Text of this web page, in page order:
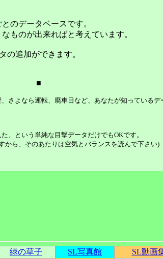
のデータベースです。
ものが出来ればと考えています。
の追加ができます。
■
さよなら運転、廃車日など、あなたが知っているデ
、という単純な目撃データだけでもOKです。
ら、そのあたりは空気とバランスを読んで下さい)
緑の草子 SL写真館
SL動画